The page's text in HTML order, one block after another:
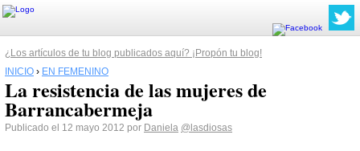
¿Los artículos de tu blog publicados aquí? ¡Propón tu blog!
INICIO › EN FEMENINO
La resistencia de las mujeres de
Barrancabermeja
Publicado el 12 mayo 2012 por Daniela @lasdiosas